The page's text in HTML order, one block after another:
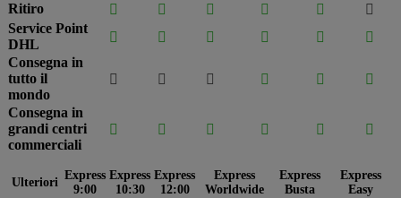
Ritiro     

Service Point
DHL
    

Consegna in
tutto il
mondo
     
Consegna in
grandi centri
commerciali
     
Ulteriori
Express
9:00
Express
10:30
Express
12:00
Express
Worldwide
Express
Busta
Express
Easy